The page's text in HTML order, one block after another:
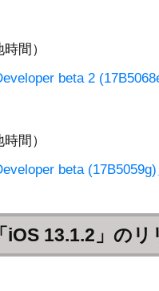
間）
beta 2
間）
beta
iOS 13.1.2」の